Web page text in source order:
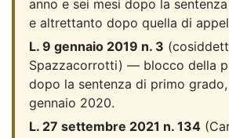
anno e sei mesi dopo la
e altrettanto dopo quella di
L. 9 gennaio 2019 n. 3
Spazzacorrotti) — blocco della
dopo la sentenza di primo
gennaio 2020.
L. 27 settembre 2021 n. 134